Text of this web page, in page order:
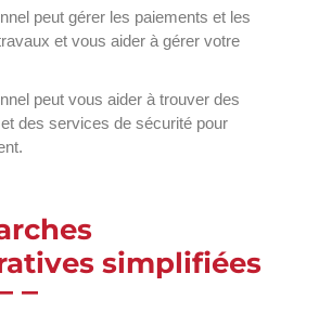
peut gérer les paiements et les
et vous aider à gérer votre
peut vous aider à trouver des
des services de sécurité pour
simplifiées